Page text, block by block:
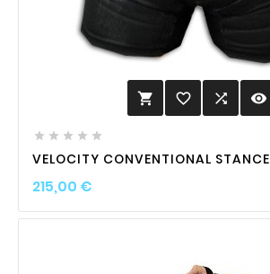
 favorite_border  visibility
    
VELOCITY CONVENTIONAL STANCE
215,00 €Prix